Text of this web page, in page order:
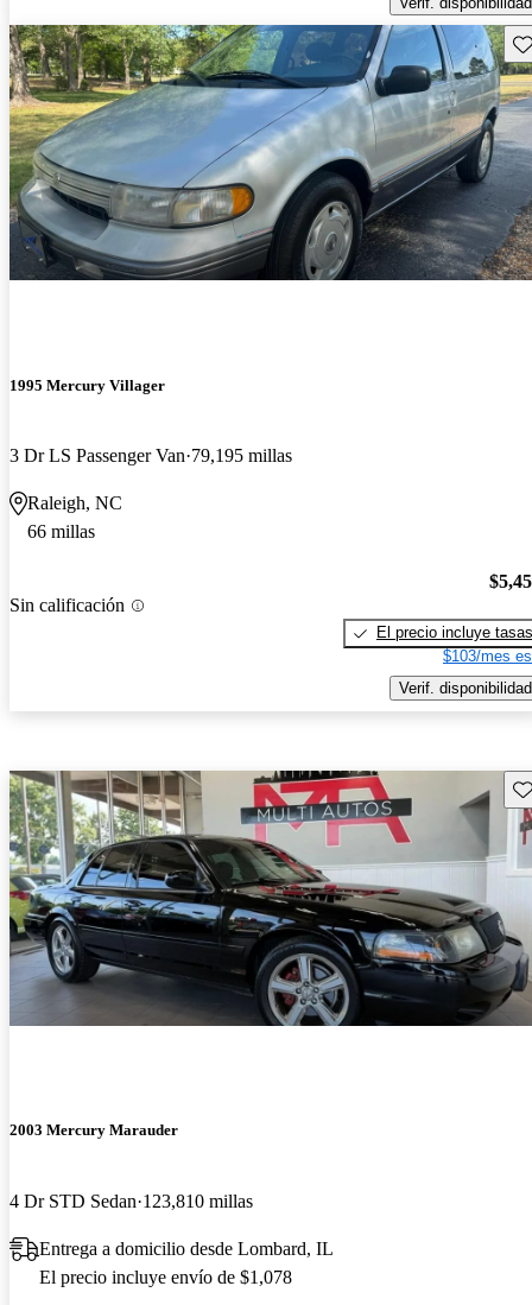
1995 Mercury Villager
3 Dr LS Passenger Van 79,195 millas
Raleigh, NC
66 millas
Sin calificación
El precio incluye tasas
$103/mes
Verif. disponibilidad
2003 Mercury Marauder
4 Dr STD Sedan 123,810 millas
Entrega a domicilio desde Lombard, IL
El precio incluye envío de $1,078